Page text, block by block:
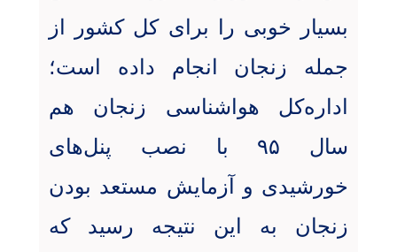
بسیار خوبی را برای کل کشور از
جمله زنجان انجام داده است؛
اداره‌کل هواشناسی زنجان هم
سال ۹۵ با نصب پنل‌های
خورشیدی و آزمایش مستعد بودن
زنجان به این نتیجه رسید که